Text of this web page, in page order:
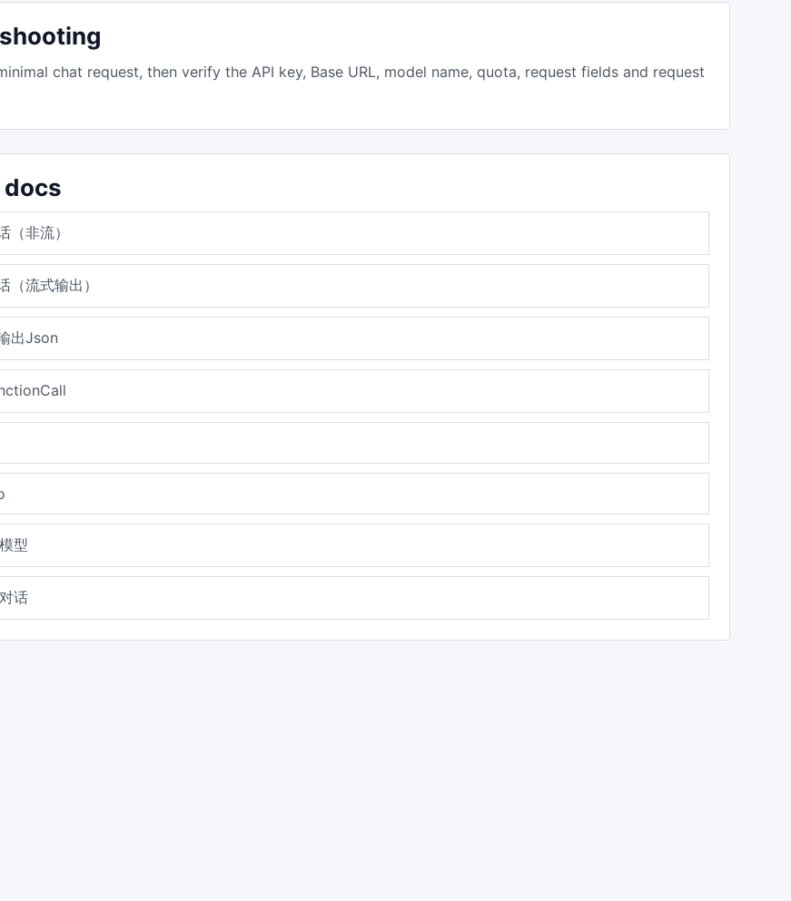
chat request, then verify the API key, Base URL, model name, quota, request fields and request
docs
（非流）
（流式输出）
出Json
型
话